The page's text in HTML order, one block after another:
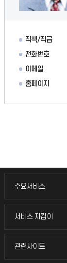
직책/직급
전화번호
이메일
홈페이지
주요서비스
주요서비스
교무회의방송
서비스 지킴이
서비스 지킴이
묻고 답하기
관련사이트
관련사이트